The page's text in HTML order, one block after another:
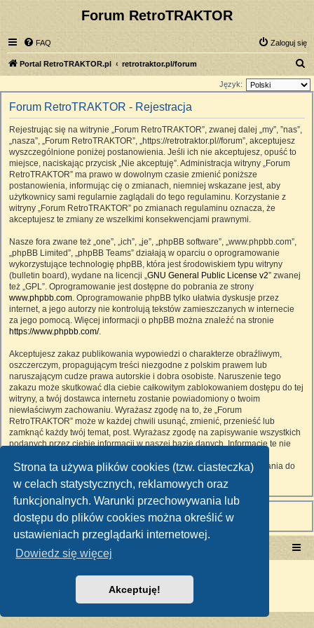
Strona ta używa plików cookies (tzw. ciasteczka)
w celach statystycznych, reklamowych oraz
funkcjonalnych. Warunki przechowywania lub
dostępu do plików cookies można określić w
ustawieniach przeglądarki internetowej.
Dowiedz się więcej
Akceptuję!
Forum RetroTRAKTOR
FAQ Zaloguj się
Portal RetroTRAKTOR.pl retrotraktor.pl/forum
z
Język:
Forum RetroTRAKTOR - Rejestracja
Rejestrując się na witrynie „Forum RetroTRAKTOR”, zwanej dalej „my”, ”nas”,
„nasza”, „Forum RetroTRAKTOR”, „https://retrotraktor.pl//forum”, akceptujesz
wyszczególnione poniżej postanowienia. Jeśli ich nie akceptujesz, opuść to
miejsce, naciskając przycisk „Nie akceptuję”. Administracja witryny „Forum
RetroTRAKTOR” ma prawo w dowolnym czasie zmienić poniższe
postanowienia, informując cię o zmianach, niemniej wskazane jest, aby
użytkownicy sami regularnie zaglądali do tego regulaminu. Korzystanie z
witryny „Forum RetroTRAKTOR” po zmianach regulaminu oznacza, że
akceptujesz te zmiany ze wszelkimi konsekwencjami prawnymi.
Nasze fora zwane też „one”, „ich”, „je”, „phpBB software”, „www.phpbb.com”,
„phpBB Limited”, „phpBB Teams” działają w oparciu o oprogramowanie
wykorzystujące technologię phpBB, która jest środowiskiem typu witryny
(bulletin board), wydane na licencji „GNU General Public License v2” zwanej
też „GPL”. Oprogramowanie jest dostępne do pobrania ze strony
www.phpbb.com. Oprogramowanie phpBB tylko ułatwia dyskusje przez
internet, a jego autorzy nie kontrolują tekstów zamieszczanych w internecie
za jego pomocą. Więcej informacji o phpBB można znaleźć na stronie
https://www.phpbb.com/.
Akceptujesz zakaz publikowania wypowiedzi o charakterze obraźliwym,
oszczerczym, propagującym treści niezgodne z polskim prawem lub
naruszającym cudze prawa autorskie i dobra osobiste. Naruszenie tego
zakazu może skutkować dla ciebie całkowitym zablokowaniem dostępu do tej
witryny, a twój dostawca internetu zostanie powiadomiony o twoim
niewłaściwym zachowaniu. Wyrażasz zgodę na to, że „Forum
RetroTRAKTOR” może w każdej chwili usunąć, zmienić, przenieść lub
zamknąć każdy twój temat, post. Wyrażasz zgodę na zapisywanie wszystkich
podanych przez ciebie informacji w naszej bazie danych. Informacje te nie
RetroTRAKTOR”, ani phpBB nie ponosi odpowiedzialności za włamania do
witryny, podczas których może dojść do kradzieży danych.
Portal RetroTRAKTOR.pl
Polski pakiet językowy dostarcza